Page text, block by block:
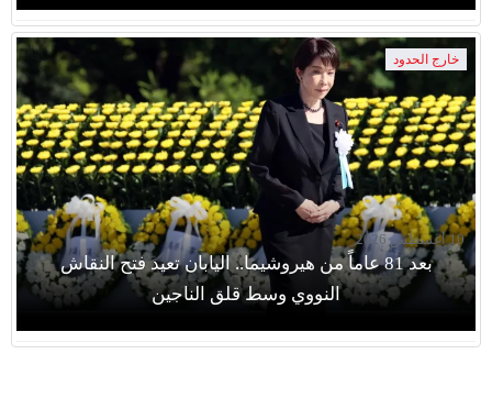
خارج الحدود
بعد 81 عاماً من هيروشيما.. اليابان تعيد فتح النقاش
النووي وسط قلق الناجين
10 أغسطس 2026